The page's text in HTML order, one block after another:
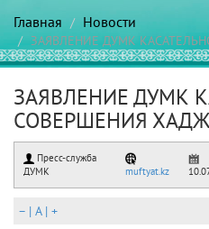
Главная Новости
ЗАЯВЛЕНИЕ ДУМК
ЗАЯВЛЕНИЕ ДУМК
СОВЕРШЕНИЯ
Пресс-служба
ДУМК
muftyat.kz
– | A| +